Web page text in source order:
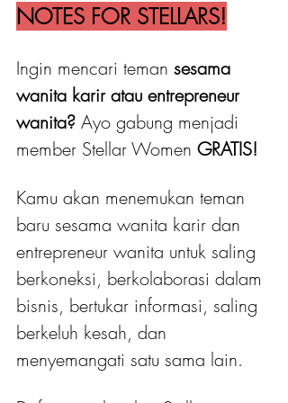
NOTES FOR STELLARS!
Ingin mencari teman sesama
wanita karir atau entrepreneur
wanita? Ayo gabung menjadi
member Stellar Women GRATIS!
Kamu akan menemukan teman
baru sesama wanita karir dan
entrepreneur wanita untuk saling
berkoneksi, berkolaborasi dalam
bisnis, bertukar informasi, saling
berkeluh kesah, dan
menyemangati satu sama lain.